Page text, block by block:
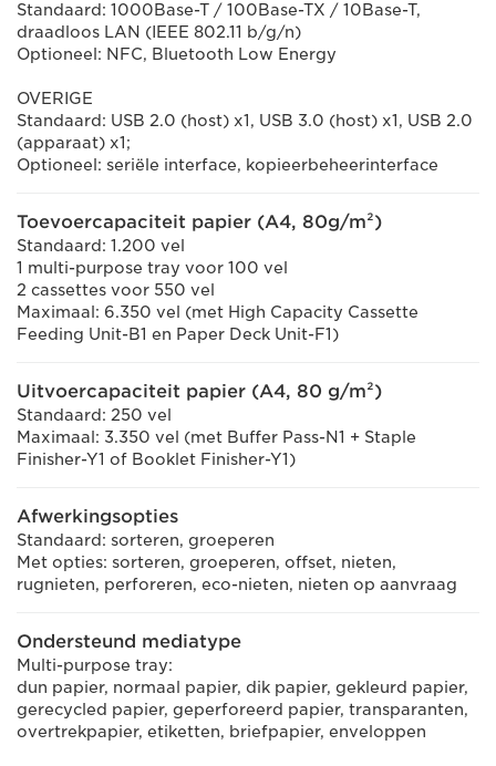
Standaard: 1000Base-T / 100Base-TX / 10Base-T,
draadloos LAN (IEEE 802.11 b/g/n)
Optioneel: NFC, Bluetooth Low Energy
OVERIGE
Standaard: USB 2.0 (host) x1, USB 3.0 (host) x1, USB 2.0
(apparaat) x1;
Optioneel: seriële interface, kopieerbeheerinterface
Toevoercapaciteit papier (A4, 80g/m²)
Standaard: 1.200 vel
1 multi-purpose tray voor 100 vel
2 cassettes voor 550 vel
Maximaal: 6.350 vel (met High Capacity Cassette
Feeding Unit-B1 en Paper Deck Unit-F1)
Uitvoercapaciteit papier (A4, 80 g/m²)
Standaard: 250 vel
Maximaal: 3.350 vel (met Buffer Pass-N1 + Staple
Finisher-Y1 of Booklet Finisher-Y1)
Afwerkingsopties
Standaard: sorteren, groeperen
Met opties: sorteren, groeperen, offset, nieten,
rugnieten, perforeren, eco-nieten, nieten op aanvraag
Ondersteund mediatype
Multi-purpose tray:
dun papier, normaal papier, dik papier, gekleurd papier,
gerecycled papier, geperforeerd papier, transparanten,
overtrekpapier, etiketten, briefpapier, enveloppen